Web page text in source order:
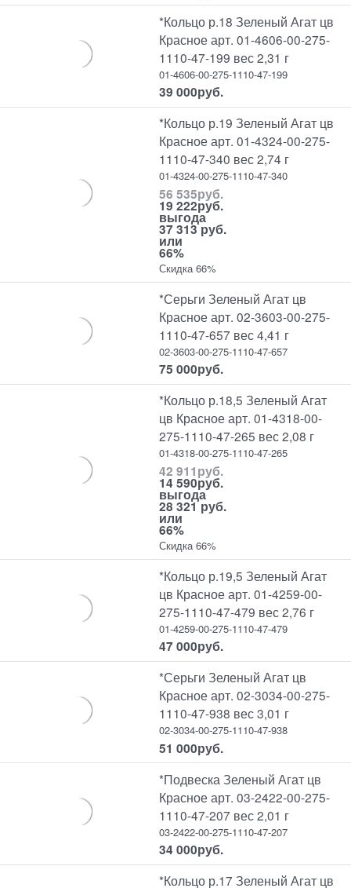
*Кольцо р.18 Зеленый Агат цв
Красное арт. 01-4606-00-275-
1110-47-199 вес 2,31 г
01-4606-00-275-1110-47-199
39 000руб.
*Кольцо р.19 Зеленый Агат цв
Красное арт. 01-4324-00-275-
1110-47-340 вес 2,74 г
01-4324-00-275-1110-47-340
56 535руб.
19 222руб.
выгода
37 313 руб.
или
66%
Скидка 66%
*Серьги Зеленый Агат цв
Красное арт. 02-3603-00-275-
1110-47-657 вес 4,41 г
02-3603-00-275-1110-47-657
75 000руб.
*Кольцо р.18,5 Зеленый Агат
цв Красное арт. 01-4318-00-
275-1110-47-265 вес 2,08 г
01-4318-00-275-1110-47-265
42 911руб.
14 590руб.
выгода
28 321 руб.
или
66%
Скидка 66%
*Кольцо р.19,5 Зеленый Агат
цв Красное арт. 01-4259-00-
275-1110-47-479 вес 2,76 г
01-4259-00-275-1110-47-479
47 000руб.
*Серьги Зеленый Агат цв
Красное арт. 02-3034-00-275-
1110-47-938 вес 3,01 г
02-3034-00-275-1110-47-938
51 000руб.
*Подвеска Зеленый Агат цв
Красное арт. 03-2422-00-275-
1110-47-207 вес 2,01 г
03-2422-00-275-1110-47-207
34 000руб.
*Кольцо р.17 Зеленый Агат цв